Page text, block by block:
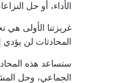
الأداء، أو حل
غريزتنا الأولى
المحادثات لن يؤدي
ستساعد هذه
الجماعي، وحل